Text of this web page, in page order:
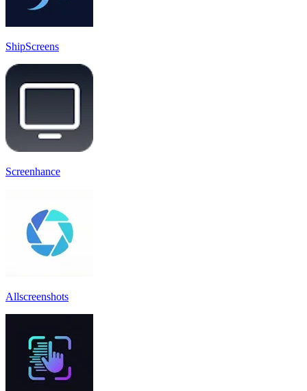
ShipScreens
Screenhance
Allscreenshots